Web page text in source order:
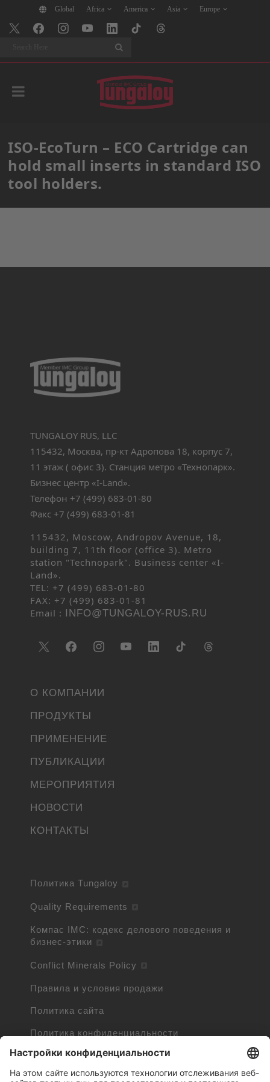
Global Africa America Asia Europe
ISO-EcoTurn – ECO Cartridge can
hold small inserts in standard ISO
tool holders.
TUNGALOY RUS, LLC
115432, Москва, пр-кт Адропова 18, корпус 7,
11 этаж ( офис 3). Станция метро «Технопарк».
Бизнес центр «I-Land».
Телефон +7 (499) 683-01-80
Факс +7 (499) 683-01-81
115432, Moscow, Andropov Avenue, 18,
building 7, 11th floor (office 3). Metro
station "Technopark". Business center «I-
Land».
TEL: +7 (499) 683-01-80
FAX: +7 (499) 683-01-81
Email :
INFO@TUNGALOY-RUS.RU
О КОМПАНИИ
ПРОДУКТЫ
ПРИМЕНЕНИЕ
ПУБЛИКАЦИИ
МЕРОПРИЯТИЯ
НОВОСТИ
КОНТАКТЫ
Политика Tungaloy
Quality Requirements
Компас IMC: кодекс делового поведения и
бизнес-этики
Conflict Minerals Policy
Правила и условия продажи
Политика сайта
Политика конфиденциальности
Cookie Policy
Cookie Information